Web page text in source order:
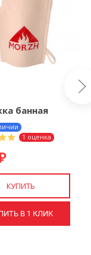
банная
1 оценка
КУПИТЬ
В 1 КЛИК